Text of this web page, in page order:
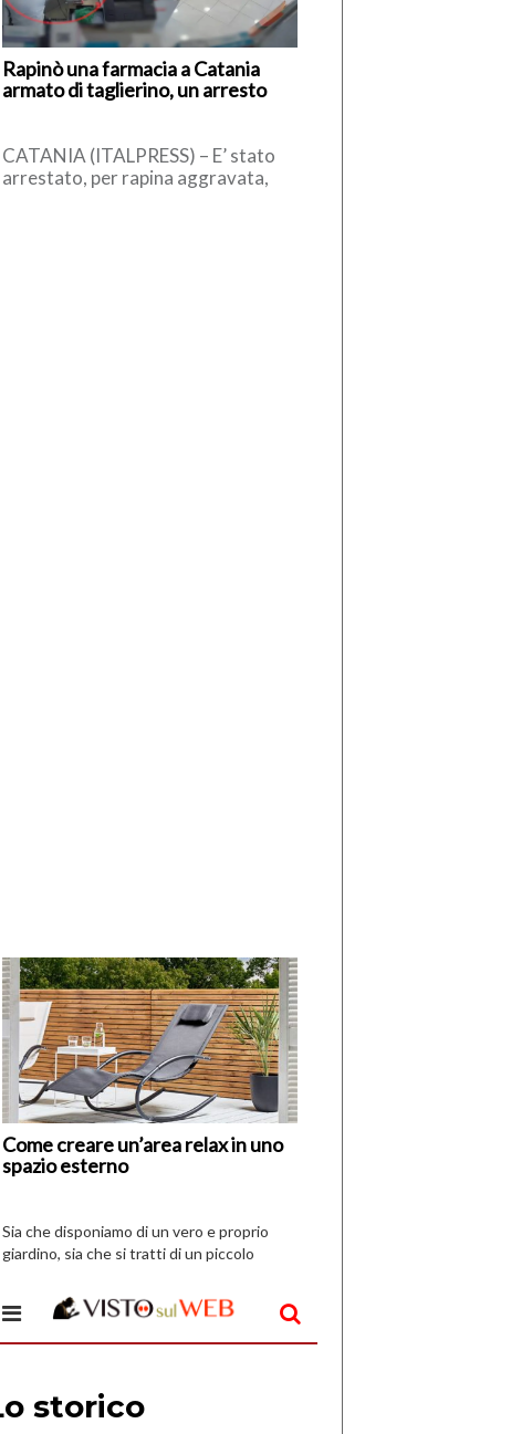
Rapinò una farmacia a Catania
armato di taglierino, un arresto
CATANIA (ITALPRESS) – E’ stato
arrestato, per rapina aggravata,
Come creare un’area relax in uno
spazio esterno
di
I
Vespri
Sia che disponiamo di un vero e proprio
giardino, sia che si tratti di un piccolo